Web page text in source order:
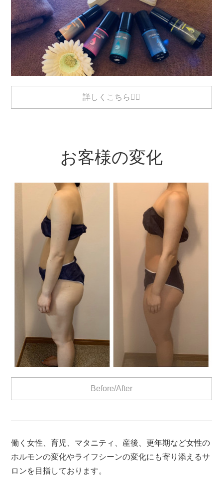
詳しくこちら💁‍♀️
お客様の変化
Before/After
働く女性、育児、マタニティ、産後、更年期など女性の
ホルモンの変化やライフシーンの変化にも寄り添えるサ
ロンを目指しております。